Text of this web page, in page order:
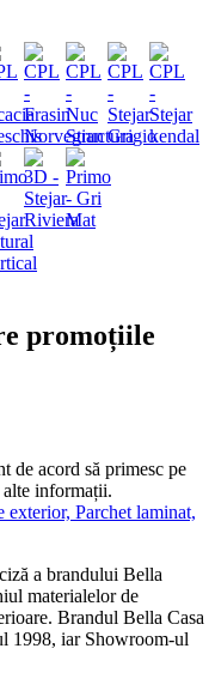
promoțiile
de acord să primesc pe
alte informații.
a brandului Bella
materialelor de
Brandul Bella Casa
1998, iar Showroom-ul